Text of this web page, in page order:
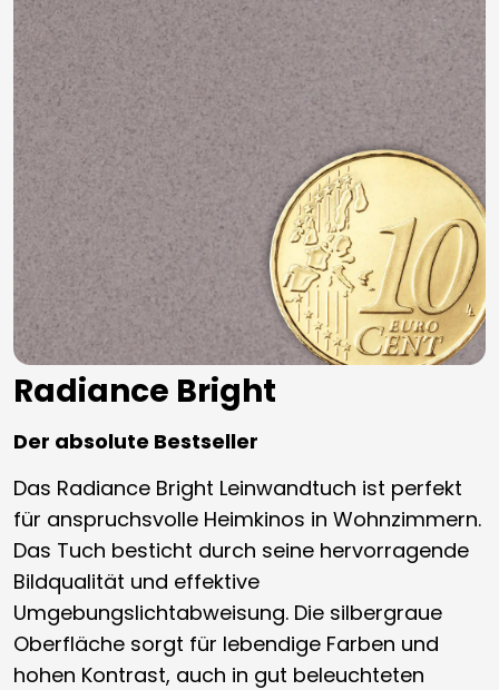
Radiance Bright
Der absolute Bestseller
Das Radiance Bright Leinwandtuch ist perfekt
für anspruchsvolle Heimkinos in Wohnzimmern.
Das Tuch besticht durch seine hervorragende
Bildqualität und effektive
Umgebungslichtabweisung. Die silbergraue
Oberfläche sorgt für lebendige Farben und
hohen Kontrast, auch in gut beleuchteten